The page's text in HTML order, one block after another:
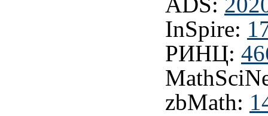
InSpire:
РИНЦ:
zbMath: